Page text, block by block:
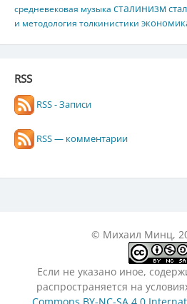
средневековая музыка сталинизм
и методология толкинистики
RSS
RSS - Записи
RSS — комментарии
© Михаил Минц,
Если не указано иное,
распространяется на